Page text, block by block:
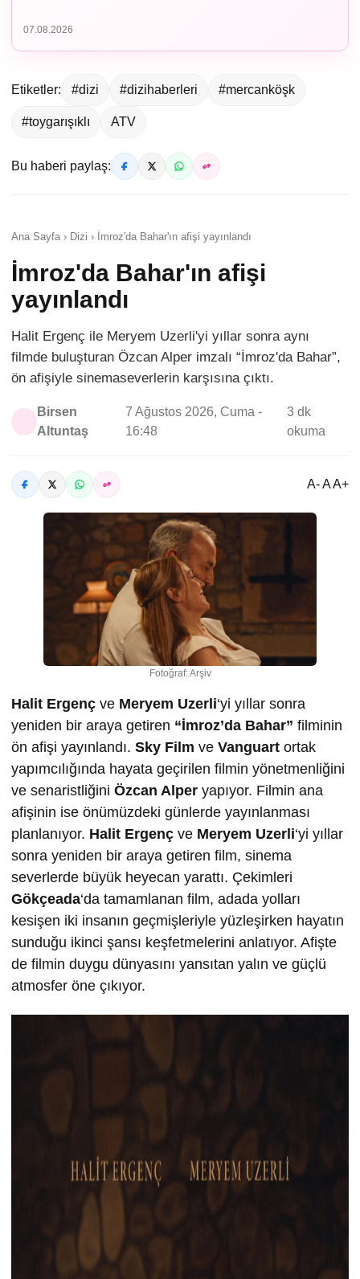
07.08.2026
Etiketler: #dizi #dizihaberleri #mercanköşk
#toygarışıklı ATV
Bu haberi paylaş:
Ana Sayfa › Dizi › İmroz'da Bahar'ın afişi yayınlandı
İmroz'da Bahar'ın afişi
yayınlandı
Halit Ergenç ile Meryem Uzerli'yi yıllar sonra aynı
filmde buluşturan Özcan Alper imzalı “İmroz'da Bahar”,
ön afişiyle sinemaseverlerin karşısına çıktı.
Birsen
Altuntaş
7 Ağustos 2026, Cuma -
16:48
3 dk
okuma
A- A A+
Fotoğraf: Arşiv
Halit Ergenç ve Meryem Uzerli‘yi yıllar sonra
yeniden bir araya getiren “İmroz’da Bahar” filminin
ön afişi yayınlandı. Sky Film ve Vanguart ortak
yapımcılığında hayata geçirilen filmin yönetmenliğini
ve senaristliğini Özcan Alper yapıyor. Filmin ana
afişinin ise önümüzdeki günlerde yayınlanması
planlanıyor. Halit Ergenç ve Meryem Uzerli‘yi yıllar
sonra yeniden bir araya getiren film, sinema
severlerde büyük heyecan yarattı. Çekimleri
Gökçeada‘da tamamlanan film, adada yolları
kesişen iki insanın geçmişleriyle yüzleşirken hayatın
sunduğu ikinci şansı keşfetmelerini anlatıyor. Afişte
de filmin duygu dünyasını yansıtan yalın ve güçlü
atmosfer öne çıkıyor.